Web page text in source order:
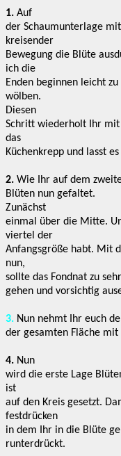
1. Auf
der Schaumunterlage
kreisender
Bewegung die Blüte
ich die
Enden beginnen leicht zu
wölben.
Diesen
Schritt wiederholt Ihr
das
Küchenkrepp und lasst
2. Wie Ihr auf dem
Blüten nun gefaltet.
Zunächst
einmal über die Mitte.
viertel der
Anfangsgröße habt. Mit
nun,
sollte das Fondnat zu
gehen und vorsichtig
3. Nun nehmt Ihr euch
der gesamten Fläche mit
4. Nun
wird die erste Lage
ist
auf den Kreis gesetzt.
festdrücken
in dem Ihr in die Blüte
runterdrückt.